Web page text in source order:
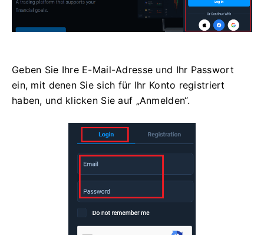
Geben Sie Ihre E-Mail-Adresse und Ihr Passwort
ein, mit denen Sie sich für Ihr Konto registriert
haben, und klicken Sie auf „Anmelden“.